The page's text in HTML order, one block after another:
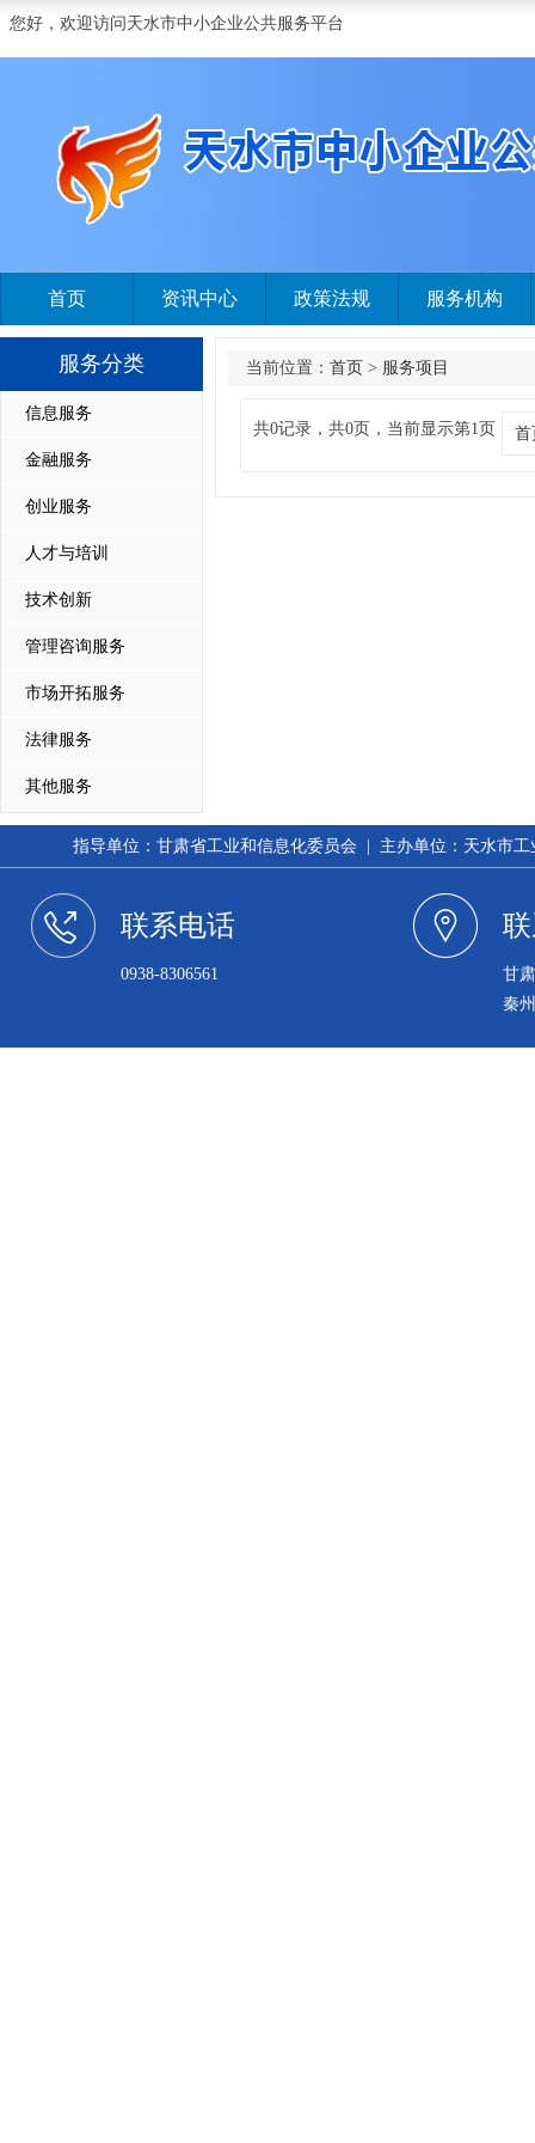
您好，欢迎访问天水市中小企业公共服务平台
首页 资讯中心 政策法规 服务机构
服务分类
信息服务
金融服务
创业服务
人才与培训
技术创新
管理咨询服务
市场开拓服务
法律服务
其他服务
当前位置： 首页 > 服务项目
共0记录，共0页，当前显示第1页 首
指导单位：甘肃省工业和信息化委员会 | 主办单位：天水市
联系电话
0938-8306561
甘
秦